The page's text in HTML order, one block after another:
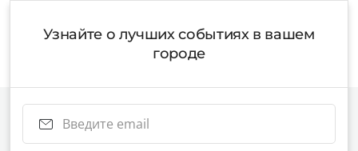
Узнайте о лучших событиях в вашем
городе